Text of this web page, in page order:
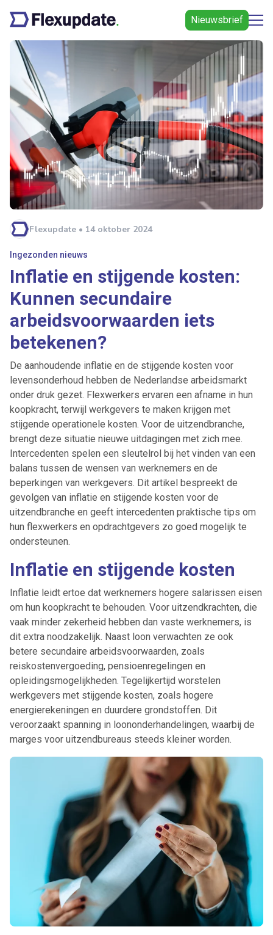
Nieuwsbrief
Flexupdate • 14 oktober 2024
Ingezonden nieuws
Inflatie en stijgende kosten:
Kunnen secundaire
arbeidsvoorwaarden iets
betekenen?
De aanhoudende inflatie en de stijgende kosten voor
levensonderhoud hebben de Nederlandse arbeidsmarkt
onder druk gezet. Flexwerkers ervaren een afname in hun
koopkracht, terwijl werkgevers te maken krijgen met
stijgende operationele kosten. Voor de uitzendbranche,
brengt deze situatie nieuwe uitdagingen met zich mee.
Intercedenten spelen een sleutelrol bij het vinden van een
balans tussen de wensen van werknemers en de
beperkingen van werkgevers. Dit artikel bespreekt de
gevolgen van inflatie en stijgende kosten voor de
uitzendbranche en geeft intercedenten praktische tips om
hun flexwerkers en opdrachtgevers zo goed mogelijk te
ondersteunen.
Inflatie en stijgende kosten
Inflatie leidt ertoe dat werknemers hogere salarissen eisen
om hun koopkracht te behouden. Voor uitzendkrachten, die
vaak minder zekerheid hebben dan vaste werknemers, is
dit extra noodzakelijk. Naast loon verwachten ze ook
betere secundaire arbeidsvoorwaarden, zoals
reiskostenvergoeding, pensioenregelingen en
opleidingsmogelijkheden. Tegelijkertijd worstelen
werkgevers met stijgende kosten, zoals hogere
energierekeningen en duurdere grondstoffen. Dit
veroorzaakt spanning in loononderhandelingen, waarbij de
marges voor uitzendbureaus steeds kleiner worden.